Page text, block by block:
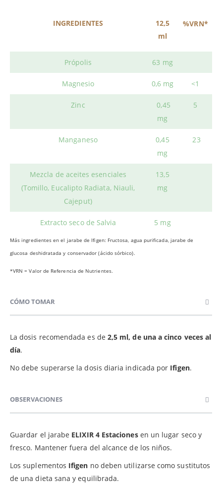
INGREDIENTES
12,5
ml
%VRN*
Própolis 63 mg
Magnesio 0,6 mg <1
Zinc
0,45
mg
5
Manganeso
0,45
mg
23
Mezcla de aceites esenciales
(Tomillo, Eucalipto Radiata, Niauli,
Cajeput)
13,5
mg
Extracto seco de Salvia 5 mg
Más ingredientes en el jarabe de Ifigen: Fructosa, agua purificada, jarabe de
glucosa deshidratada y conservador (ácido sórbico).
*VRN = Valor de Referencia de Nutrientes.
CÓMO TOMAR
La dosis recomendada es de 2,5 ml, de una a cinco veces al
día.
No debe superarse la dosis diaria indicada por Ifigen.
OBSERVACIONES
Guardar el jarabe ELIXIR 4 Estacionesen un lugar seco y
fresco. Mantener fuera del alcance de los niños.
Los suplementos Ifigen no deben utilizarse como sustitutos
de una dieta sana y equilibrada.